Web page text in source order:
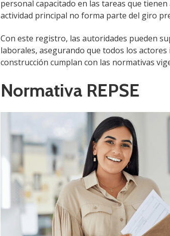
personal capacitado en las tareas que
actividad principal no forma parte del giro
Con este registro, las autoridades pueden
laborales, asegurando que todos los
construcción cumplan con las normativas
Normativa REPSE